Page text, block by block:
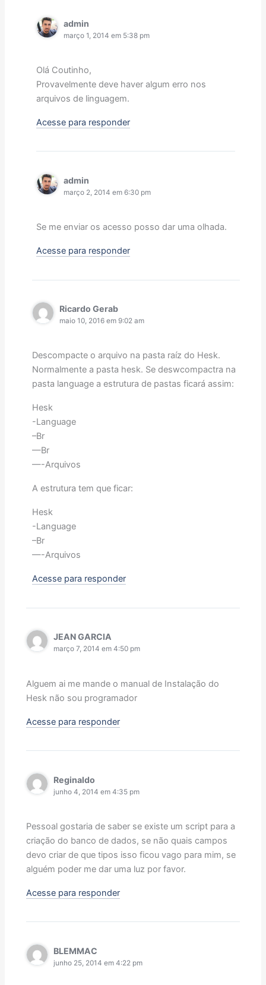
admin
março 1, 2014 em 5:38 pm
Olá Coutinho,
Provavelmente deve haver algum erro nos
arquivos de linguagem.
Acesse para responder
admin
março 2, 2014 em 6:30 pm
Se me enviar os acesso posso dar uma olhada.
Acesse para responder
Ricardo Gerab
maio 10, 2016 em 9:02 am
Descompacte o arquivo na pasta raíz do Hesk.
Normalmente a pasta hesk. Se deswcompactra na
pasta language a estrutura de pastas ficará assim:
Hesk
-Language
–Br
—Br
—-Arquivos
A estrutura tem que ficar:
Hesk
-Language
–Br
—-Arquivos
Acesse para responder
JEAN GARCIA
março 7, 2014 em 4:50 pm
Alguem ai me mande o manual de Instalação do
Hesk não sou programador
Acesse para responder
Reginaldo
junho 4, 2014 em 4:35 pm
Pessoal gostaria de saber se existe um script para a
criação do banco de dados, se não quais campos
devo criar de que tipos isso ficou vago para mim, se
alguém poder me dar uma luz por favor.
Acesse para responder
BLEMMAC
junho 25, 2014 em 4:22 pm